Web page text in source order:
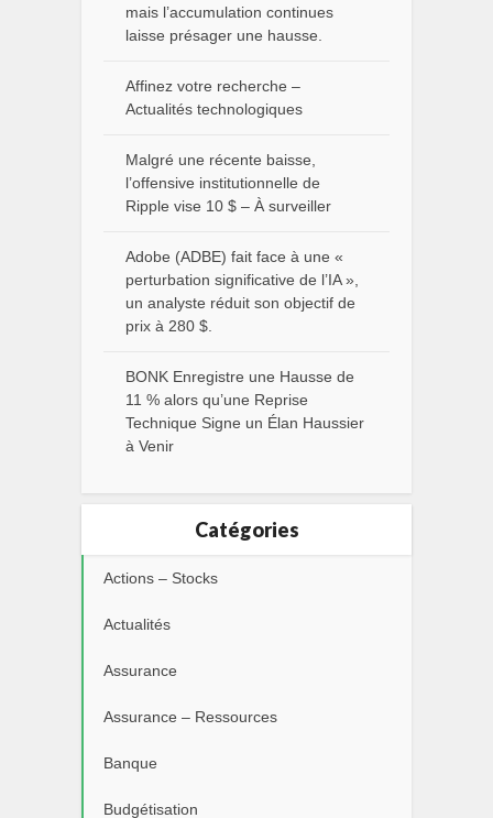
mais l’accumulation continues
laisse présager une hausse.
Affinez votre recherche –
Actualités technologiques
Malgré une récente baisse,
l’offensive institutionnelle de
Ripple vise 10 $ – À surveiller
Adobe (ADBE) fait face à une «
perturbation significative de l’IA »,
un analyste réduit son objectif de
prix à 280 $.
BONK Enregistre une Hausse de
11 % alors qu’une Reprise
Technique Signe un Élan Haussier
à Venir
Catégories
Actions – Stocks
Actualités
Assurance
Assurance – Ressources
Banque
Budgétisation